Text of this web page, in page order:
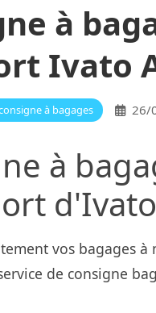
à
Ivato
à bagages 26/
à
vos bagages
de consigne